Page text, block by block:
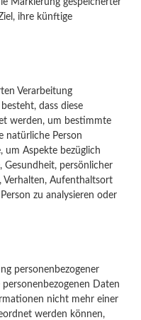
Markierung gespeicherter
ihre künftige
Verarbeitung
dass diese
werden, um bestimmte
natürliche Person
um Aspekte bezüglich
Gesundheit, persönlicher
Verhalten, Aufenthaltsort
zu analysieren oder
personenbezogener
Daten
nicht mehr einer
werden können,